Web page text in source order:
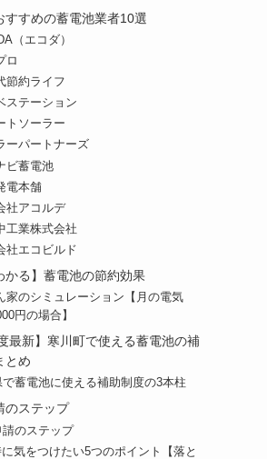
すすめの蓄電池業者10選
（エコダ）
ロ
節約ライフ
テーション
トソーラー
パートナーズ
ビ蓄電池
電本舗
社アコルデ
業株式会社
エコビルド
かる】蓄電池の節約効果
家のシミュレーション【月の電気
円の場合】
最新】寒川町で使える蓄電池の補
とめ
蓄電池に使える補助制度の3本柱
のステップ
請のステップ
気をつけたい5つのポイント【落と